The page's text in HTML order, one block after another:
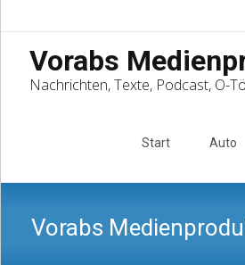
Vorabs
Nachrichten, Texte, Podcast, O-
Start Auto
Vorabs